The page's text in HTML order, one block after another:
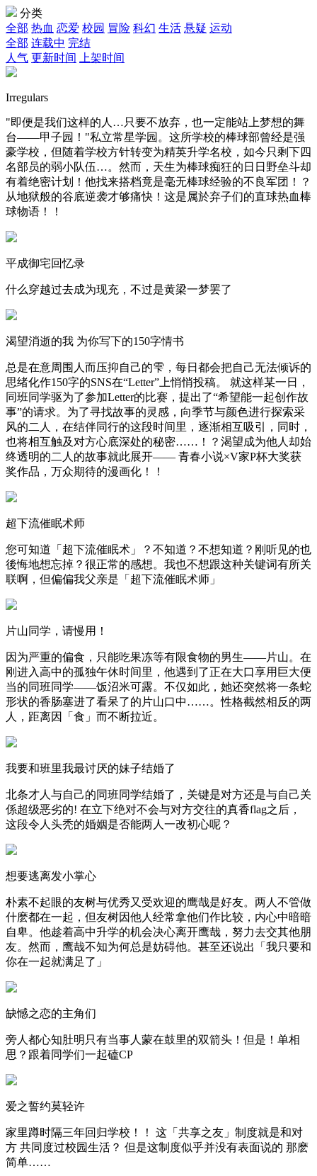
分类
全部 热血 恋爱 校园 冒险 科幻 生活 悬疑 运动
全部 连载中 完结
人气 更新时间 上架时间
Irregulars
"即便是我们这样的人…只要不放弃，也一定能站上梦想的舞
台——甲子园！"私立常星学园。这所学校的棒球部曾经是强
豪学校，但随着学校方针转变为精英升学名校，如今只剩下四
名部员的弱小队伍…。然而，天生为棒球痴狂的日日野垒斗却
有着绝密计划！他找来搭档竟是毫无棒球经验的不良军团！？
从地狱般的谷底逆袭才够痛快！这是属於弃子们的直球热血棒
球物语！！
平成御宅回忆录
什么穿越过去成为现充，不过是黄梁一梦罢了
渴望消逝的我 为你写下的150字情书
总是在意周围人而压抑自己的雫，每日都会把自己无法倾诉的
思绪化作150字的SNS在“Letter”上悄悄投稿。 就这样某一日，
同班同学驱为了参加Letter的比赛，提出了“希望能一起创作故
事”的请求。为了寻找故事的灵感，向季节与颜色进行探索采
风的二人，在结伴同行的这段时间里，逐渐相互吸引，同时，
也将相互触及对方心底深处的秘密……！？渴望成为他人却始
终透明的二人的故事就此展开—— 青春小说×V家P杯大奖获
奖作品，万众期待的漫画化！！
超下流催眠术师
您可知道「超下流催眠术」？不知道？不想知道？刚听见的也
後悔地想忘掉？很正常的感想。我也不想跟这种关键词有所关
联啊，但偏偏我父亲是「超下流催眠术师」
片山同学，请慢用！
因为严重的偏食，只能吃果冻等有限食物的男生——片山。在
刚进入高中的孤独午休时间里，他遇到了正在大口享用巨大便
当的同班同学——饭沼米可露。不仅如此，她还突然将一条蛇
形状的香肠塞进了看呆了的片山口中……。性格截然相反的两
人，距离因「食」而不断拉近。
我要和班里我最讨厌的妹子结婚了
北条才人与自己的同班同学结婚了，关键是对方还是与自己关
係超级恶劣的! 在立下绝对不会与对方交往的真香flag之后，
这段令人头秃的婚姻是否能两人一改初心呢？
想要逃离发小掌心
朴素不起眼的友树与优秀又受欢迎的鹰哉是好友。两人不管做
什麽都在一起，但友树因他人经常拿他们作比较，内心中暗暗
自卑。他趁着高中升学的机会决心离开鹰哉，努力去交其他朋
友。然而，鹰哉不知为何总是妨碍他。甚至还说出「我只要和
你在一起就满足了」
缺憾之恋的主角们
旁人都心知肚明只有当事人蒙在鼓里的双箭头！但是！单相
思？跟着同学们一起磕CP
爱之誓约莫轻许
家里蹲时隔三年回归学校！！ 这「共享之友」制度就是和对
方 共同度过校园生活？ 但是这制度似乎并没有表面说的 那麽
简单……